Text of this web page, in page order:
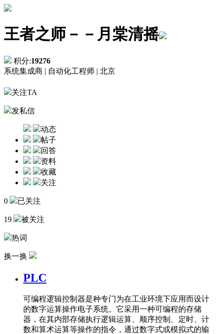
王者之师－－月棠清摇
积分:19276
系统集成商 | 自动化工程师 | 北京
关注TA
发私信
动态
帖子
回答
资料
收藏
关注
0 已关注
19 被关注
热词
换一换
PLC
可编程逻辑控制器是种专门为在工业环境下应用而设计
的数字运算操作电子系统。它采用一种可编程的存储
器，在其内部存储执行逻辑运算、顺序控制、定时、计
数和算术运算等操作的指令，通过数字式或模拟式的输